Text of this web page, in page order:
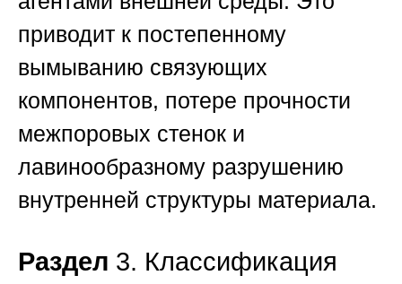
приводит к постепенному
вымыванию связующих
компонентов, потере прочности
межпоровых стенок и
лавинообразному разрушению
внутренней структуры материала.
Раздел 3. Классификация